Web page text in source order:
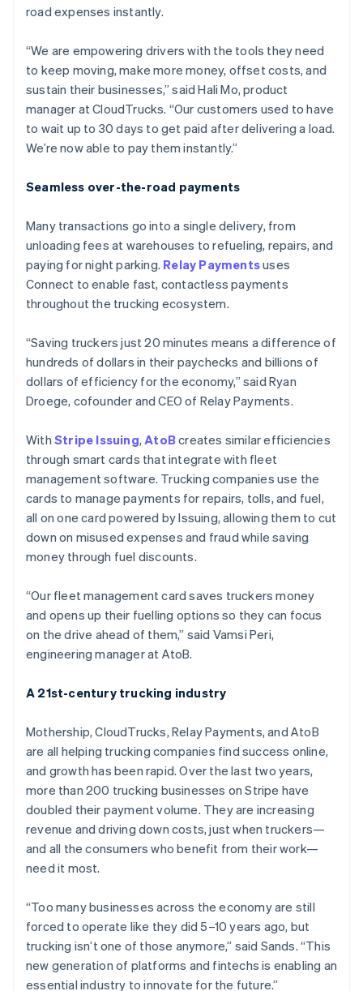
road expenses instantly.
“We are empowering drivers with the tools they need
to keep moving, make more money, offset costs, and
sustain their businesses,” said Hali Mo, product
manager at CloudTrucks. “Our customers used to have
to wait up to 30 days to get paid after delivering a load.
We’re now able to pay them instantly.”
Seamless over-the-road payments
Many transactions go into a single delivery, from
unloading fees at warehouses to refueling, repairs, and
paying for night parking. Relay Paymentsuses
Connect to enable fast, contactless payments
throughout the trucking ecosystem.
“Saving truckers just 20 minutes means a difference of
hundreds of dollars in their paychecks and billions of
dollars of efficiency for the economy,” said Ryan
Droege, cofounder and CEO of Relay Payments.
With Stripe Issuing,AtoBcreates similar efficiencies
through smart cards that integrate with fleet
management software. Trucking companies use the
cards to manage payments for repairs, tolls, and fuel,
all on one card powered by Issuing, allowing them to cut
down on misused expenses and fraud while saving
money through fuel discounts.
“Our fleet management card saves truckers money
and opens up their fuelling options so they can focus
on the drive ahead of them,” said Vamsi Peri,
engineering manager at AtoB.
A 21st-century trucking industry
Mothership, CloudTrucks, Relay Payments, and AtoB
are all helping trucking companies find success online,
and growth has been rapid. Over the last two years,
more than 200 trucking businesses on Stripe have
doubled their payment volume. They are increasing
revenue and driving down costs, just when truckers—
and all the consumers who benefit from their work—
need it most.
“Too many businesses across the economy are still
forced to operate like they did 5–10 years ago, but
trucking isn’t one of those anymore,” said Sands. “This
new generation of platforms and fintechs is enabling an
essential industry to innovate for the future.”
English
English 简体中文
แคนาดา
English Français
โครเอเชีย
English Italiano
简体中文English
English
ญี่ปุ่น
日本語English
เดนมาร์ก
English
ไทย
English
นอร์เวย์
English
นิวซีแลนด์
เนเธอร์แลนด์
Nederlands English
บราซิล
PortuguêsEnglish
บัลแกเรีย